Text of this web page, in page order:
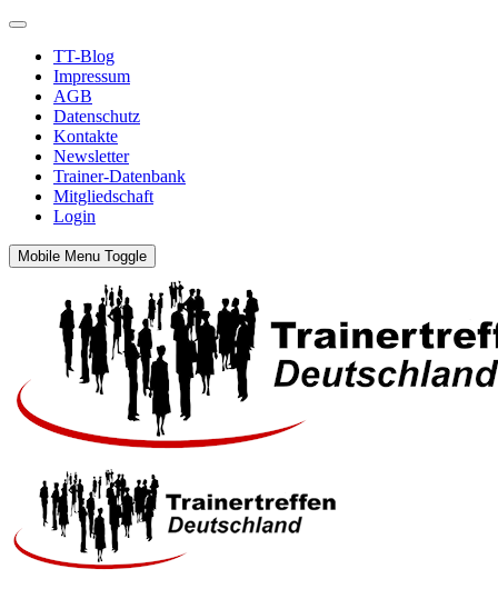
TT-Blog
Impressum
AGB
Datenschutz
Kontakte
Newsletter
Trainer-Datenbank
Mitgliedschaft
Login
Mobile Menu Toggle